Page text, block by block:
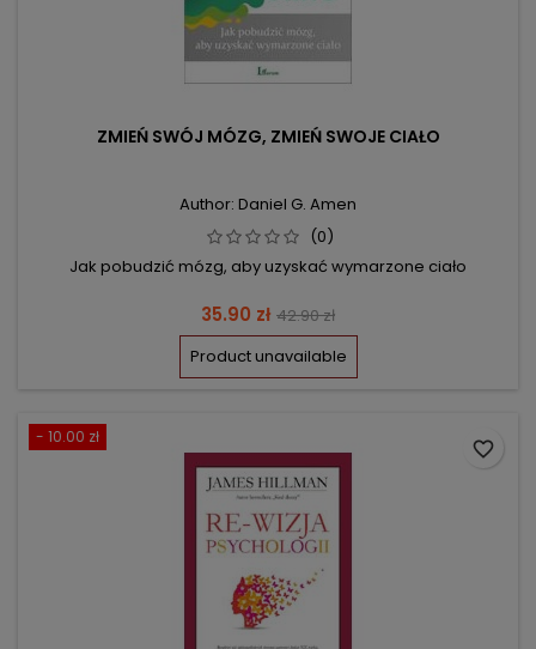
ZMIEŃ SWÓJ MÓZG, ZMIEŃ SWOJE CIAŁO
Author: Daniel G. Amen
(0)
Jak pobudzić mózg, aby uzyskać wymarzone ciało
Price
35.90 zł Regular
price
42.90 zł
Product unavailable
- 10.00 zł
favorite_border